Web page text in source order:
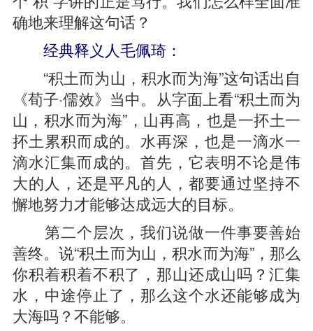
确地来理解这句话？
经典释义人毛佩琦：
“积土而为山，积水而为海”这句话出自
《荀子·儒效》当中。从字面上看“积土而为
山，积水而为海”，山再高，也是一抔土一
抔土累积而成的。水再深，也是一滴水一
滴水汇集而成的。首先，它表明不论是伟
大的人，还是平凡的人，都要通过坚持不
懈地努力才能够达成远大的目标。
第二个层次，我们说做一件事要善始
善终。说“积土而为山，积水而为海”，那么
你积着积着不积了，那山还成山吗？汇集
水，中途停止了，那么这个水还能够成为
大海吗？不能够。